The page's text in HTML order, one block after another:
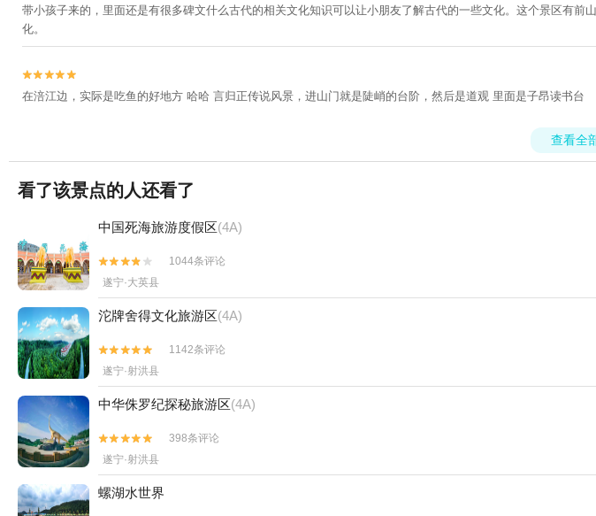
带小孩子来的，里面还是有很多碑文什么古代的相关文化知识可以让小朋友了解古代的一些文化。这个景区有
化。


在涪江边，实际是吃鱼的好地方 哈哈 言归正传说风景，进山门就是陡峭的台阶，然后是道观 里面是子昂读书台
查看全
看了该景点的人还看了
中国死海旅游度假区(4A)


1044条评论
遂宁·大英县
沱牌舍得文化旅游区(4A)


1142条评论
遂宁·射洪县
中华侏罗纪探秘旅游区(4A)


398条评论
遂宁·射洪县
螺湖水世界